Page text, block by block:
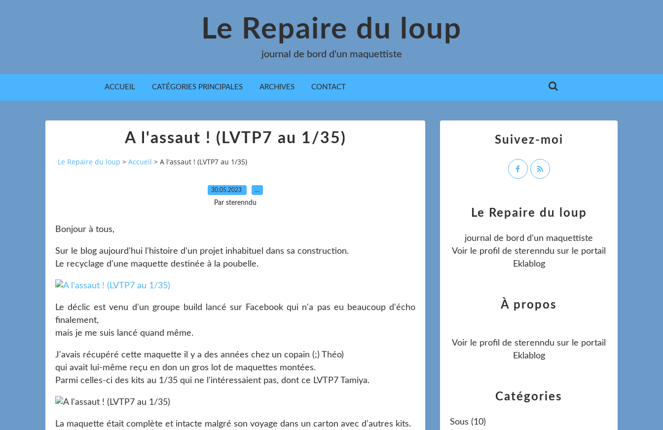
Le Repaire du loup
journal de bord d'un maquettiste
ACCUEIL CATÉGORIES PRINCIPALES ARCHIVES CONTACT
A l'assaut ! (LVTP7 au 1/35)
Le Repaire du loup > Accueil > A l'assaut ! (LVTP7 au 1/35)
30.05.2023 …
Par sterenndu
Bonjour à tous,
Sur le blog aujourd'hui l'histoire d'un projet inhabituel dans sa construction.
Le recyclage d'une maquette destinée à la poubelle.
Le déclic est venu d'un groupe build lancé sur Facebook qui n'a pas eu beaucoup d'écho
finalement,
mais je me suis lancé quand même.
J'avais récupéré cette maquette il y a des années chez un copain (;) Théo)
qui avait lui-même reçu en don un gros lot de maquettes montées.
Parmi celles-ci des kits au 1/35 qui ne l'intéressaient pas, dont ce LVTP7 Tamiya.
La maquette était complète et intacte malgré son voyage dans un carton avec d'autres kits.
Catégories
Sous (10)
Le Repaire du loup
journal de bord d'un maquettiste
Voir le profil de sterenndu sur le portail
Eklablog
Suivez-moi
À propos
Voir le profil de sterenndu sur le portail
Eklablog